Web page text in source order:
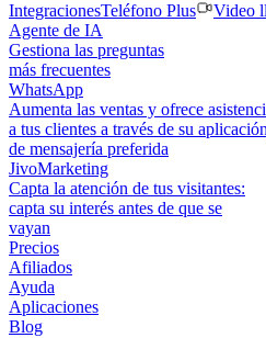
IntegracionesTeléfono Plus Video
Agente de IA
Gestiona las preguntas
más frecuentes
WhatsApp
Aumenta las ventas y ofrece
a tus clientes a través de su aplicación
de mensajería preferida
JivoMarketing
Capta la atención de tus visitantes:
capta su interés antes de que se
vayan
Precios
Afiliados
Ayuda
Aplicaciones
Blog